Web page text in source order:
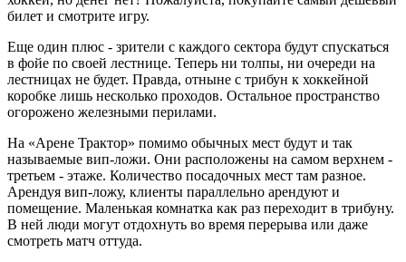
билет и смотрите игру.
Еще один плюс - зрители с каждого сектора будут спускаться
в фойе по своей лестнице. Теперь ни толпы, ни очереди на
лестницах не будет. Правда, отныне с трибун к хоккейной
коробке лишь несколько проходов. Остальное пространство
огорожено железными перилами.
На «Арене Трактор» помимо обычных мест будут и так
называемые вип-ложи. Они расположены на самом верхнем -
третьем - этаже. Количество посадочных мест там разное.
Арендуя вип-ложу, клиенты параллельно арендуют и
помещение. Маленькая комнатка как раз переходит в трибуну.
В ней люди могут отдохнуть во время перерыва или даже
смотреть матч оттуда.